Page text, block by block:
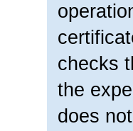
checks
the
does